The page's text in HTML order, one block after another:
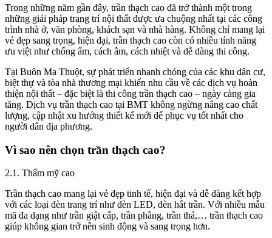
Trong những năm gần đây, trần thạch cao đã trở thành một trong
những giải pháp trang trí nội thất được ưa chuộng nhất tại các công
trình nhà ở, văn phòng, khách sạn và nhà hàng. Không chỉ mang lại
vẻ đẹp sang trọng, hiện đại, trần thạch cao còn có nhiều tính năng
ưu việt như chống ẩm, cách âm, cách nhiệt và dễ dàng thi công.
Tại Buôn Ma Thuột, sự phát triển nhanh chóng của các khu dân cư,
biệt thự và tòa nhà thương mại khiến nhu cầu về các dịch vụ hoàn
thiện nội thất – đặc biệt là thi công trần thạch cao – ngày càng gia
tăng. Dịch vụ trần thạch cao tại BMT không ngừng nâng cao chất
lượng, cập nhật xu hướng thiết kế mới để phục vụ tốt nhất cho
người dân địa phương.
Vì sao nên chọn trần thạch cao?
2.1. Thẩm mỹ cao
Trần thạch cao mang lại vẻ đẹp tinh tế, hiện đại và dễ dàng kết hợp
với các loại đèn trang trí như đèn LED, đèn hắt trần. Với nhiều mẫu
mã đa dạng như trần giật cấp, trần phẳng, trần thả,… trần thạch cao
giúp không gian trở nên sinh động và sang trọng hơn.